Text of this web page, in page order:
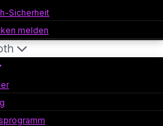
Sicherheit
melden